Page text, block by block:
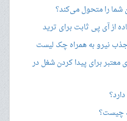
از آی پی ثابت برای ترید
جذب نیرو به همراه چک لیست
معتبر برای پیدا کردن شغل در
چیست؟